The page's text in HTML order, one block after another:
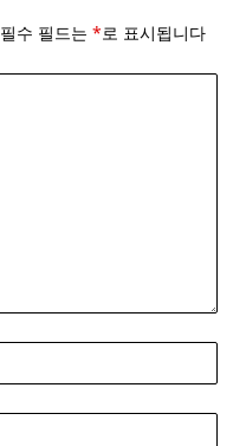
필수 필드는 *로 표시됩니다